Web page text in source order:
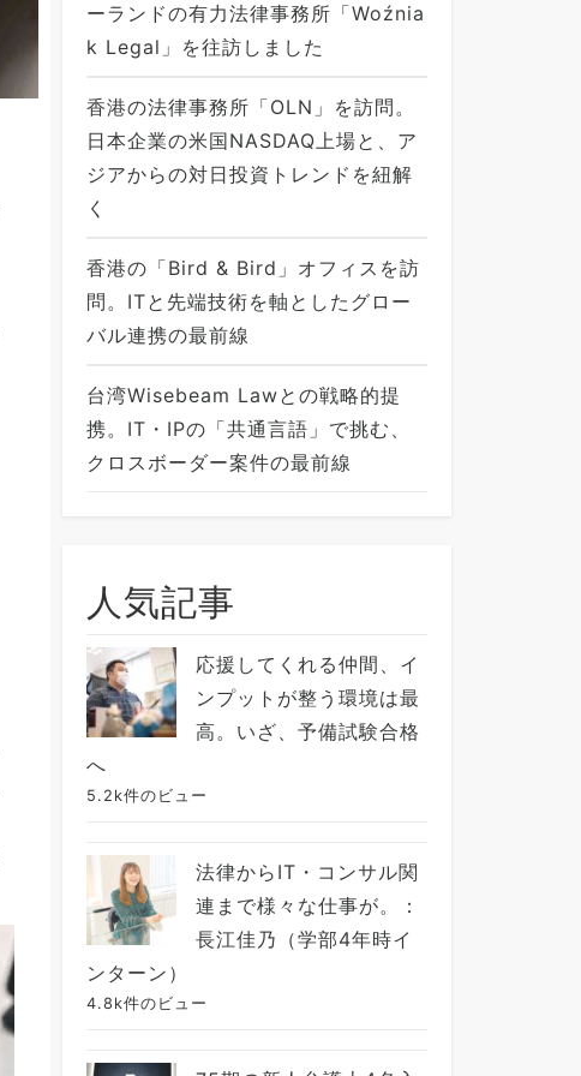
ーランドの有力法律事務所「Woźnia
k Legal」を往訪しました
香港の法律事務所「OLN」を訪問。
日本企業の米国NASDAQ上場と、ア
ジアからの対日投資トレンドを紐解
く
香港の「Bird & Bird」オフィスを訪
問。ITと先端技術を軸としたグロー
バル連携の最前線
台湾Wisebeam Lawとの戦略的提
携。IT・IPの「共通言語」で挑む、
クロスボーダー案件の最前線
人気記事
応援してくれる仲間、イ
ンプットが整う環境は最
高。いざ、予備試験合格
へ
5.2k件のビュー
法律からIT・コンサル関
連まで様々な仕事が。：
長江佳乃（学部4年時イ
ンターン）
4.8k件のビュー